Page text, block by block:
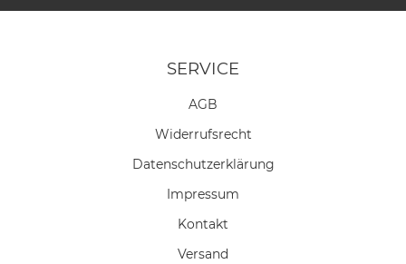
SERVICE
AGB
Widerrufs­recht
Daten­schutz­erklärung
Impressum
Kontakt
Versand